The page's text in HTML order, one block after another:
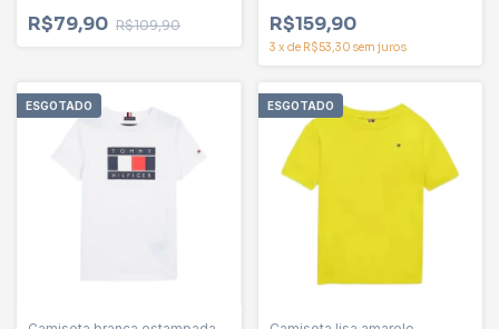
R$79,90 R$109,90 R$159,90
3 x de R$53,30 sem juros
ESGOTADO ESGOTADO